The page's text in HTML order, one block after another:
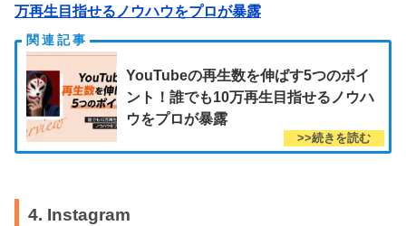
万再生目指せるノウハウをプロが暴露
YouTubeの再生数を伸ばす5つのポイ
ント！誰でも10万再生目指せるノウハ
ウをプロが暴露
4. Instagram